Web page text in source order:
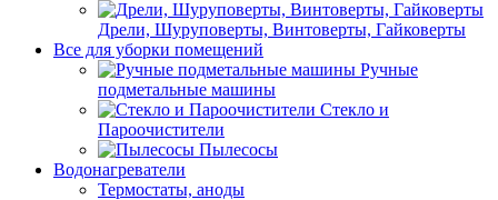
Дрели, Шуруповерты, Винтоверты, Гайковерты
Все для уборки помещений
Ручные
подметальные машины
Стекло и
Пароочистители
Пылесосы
Водонагреватели
Термостаты, аноды